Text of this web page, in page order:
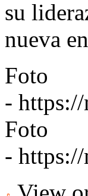
su
nueva
Foto
-
Foto
-